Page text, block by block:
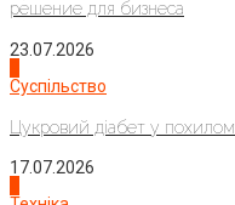
решение для бизнеса
23.07.2026
Суспільство
Цукровий діабет у похилому
17.07.2026